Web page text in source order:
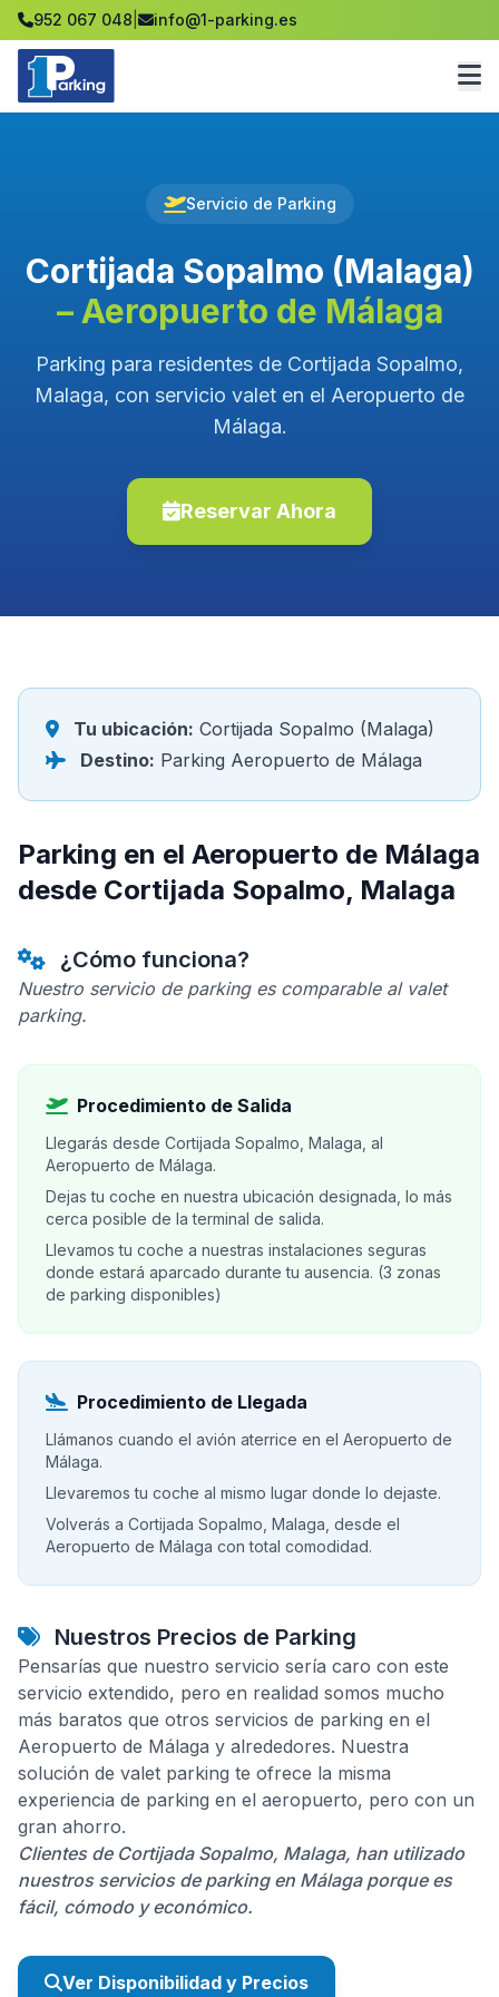
952 067 048 info@1-parking.es
Servicio de Parking
Cortijada Sopalmo (Malaga)
– Aeropuerto de Málaga
Parking para residentes de Cortijada Sopalmo,
Malaga, con servicio valet en el Aeropuerto de
Málaga.
Reservar Ahora
Tu ubicación: Cortijada Sopalmo (Malaga)
Destino: Parking Aeropuerto de Málaga
Parking en el Aeropuerto de Málaga
desde Cortijada Sopalmo, Malaga
¿Cómo funciona?
Nuestro servicio de parking es comparable al valet
parking.
Procedimiento de Salida
Llegarás desde Cortijada Sopalmo, Malaga, al
Aeropuerto de Málaga.
Dejas tu coche en nuestra ubicación designada, lo más
cerca posible de la terminal de salida.
Llevamos tu coche a nuestras instalaciones seguras
donde estará aparcado durante tu ausencia. (3 zonas
de parking disponibles)
Procedimiento de Llegada
Llámanos cuando el avión aterrice en el Aeropuerto de
Málaga.
Llevaremos tu coche al mismo lugar donde lo dejaste.
Volverás a Cortijada Sopalmo, Malaga, desde el
Aeropuerto de Málaga con total comodidad.
Nuestros Precios de Parking
Pensarías que nuestro servicio sería caro con este
servicio extendido, pero en realidad somos mucho
más baratos que otros servicios de parking en el
Aeropuerto de Málaga y alrededores. Nuestra
solución de valet parking te ofrece la misma
experiencia de parking en el aeropuerto, pero con un
gran ahorro.
Clientes de Cortijada Sopalmo, Malaga, han utilizado
nuestros servicios de parking en Málaga porque es
fácil, cómodo y económico.
Ver Disponibilidad y Precios